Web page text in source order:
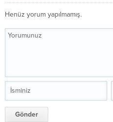
Henüz yorum yapılmamış.